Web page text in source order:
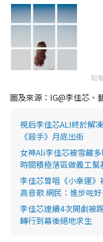
點
圖及來源：IG@李佳芯、
視后李佳芯ALI終於解
《殺手》月底出街
女神Ali李佳芯被雪藏
時間積極落區做義工幫
李佳芯曾唱《小幸運
高音歌 網民：進步咗
李佳芯連續4次開劇被
轉行到幕後絕地求生